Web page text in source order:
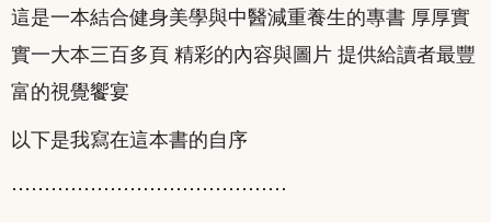
這是一本結合健身美學與中醫減重養生的專書 厚厚實
實一大本三百多頁 精彩的內容與圖片 提供給讀者最豐
富的視覺饗宴
以下是我寫在這本書的自序
⋯⋯⋯⋯⋯⋯⋯⋯⋯⋯⋯⋯⋯⋯